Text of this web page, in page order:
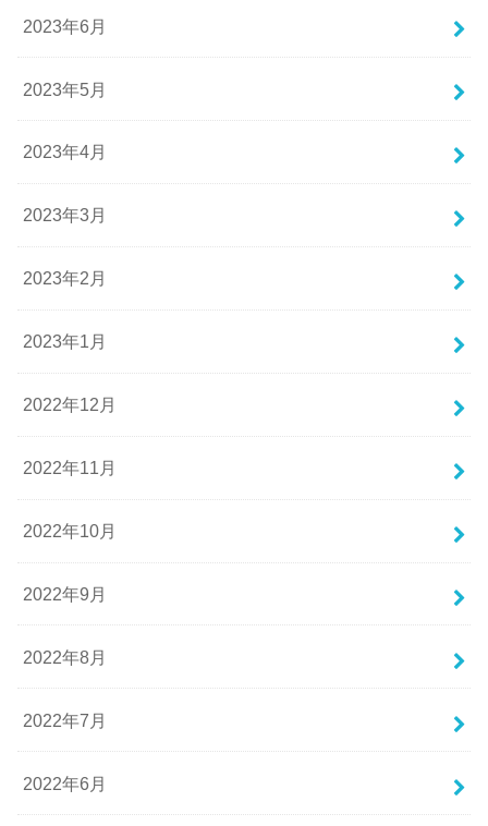
2023年6月
2023年5月
2023年4月
2023年3月
2023年2月
2023年1月
2022年12月
2022年11月
2022年10月
2022年9月
2022年8月
2022年7月
2022年6月